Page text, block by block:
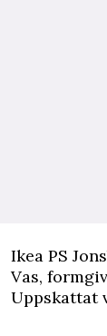
Ikea PS
Vas,
Uppskattat